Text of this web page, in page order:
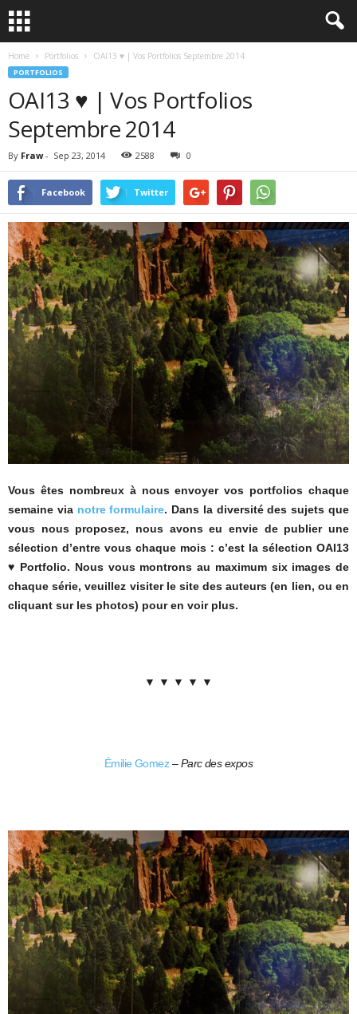
Home Portfolios OAI13 ♥ | Vos Portfolios Septembre 2014
PORTFOLIOS
OAI13 ♥ | Vos Portfolios
Septembre 2014
By Fraw- Sep 23, 2014 2588 0
Facebook Twitter
Vous êtes nombreux à nous envoyer vos portfolios chaque
semaine via notre formulaire. Dans la diversité des sujets que
vous nous proposez, nous avons eu envie de publier une
sélection d’entre vous chaque mois : c’est la sélection OAI13
♥ Portfolio. Nous vous montrons au maximum six images de
chaque série, veuillez visiter le site des auteurs (en lien, ou en
cliquant sur les photos) pour en voir plus.
▼ ▼ ▼ ▼ ▼
Émilie Gomez–Parc des expos